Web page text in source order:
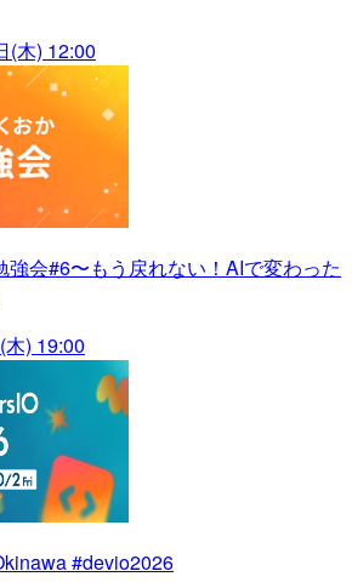
(木) 12:00
強会#6〜もう戻れない！AIで変わった
) 19:00
#devio2026